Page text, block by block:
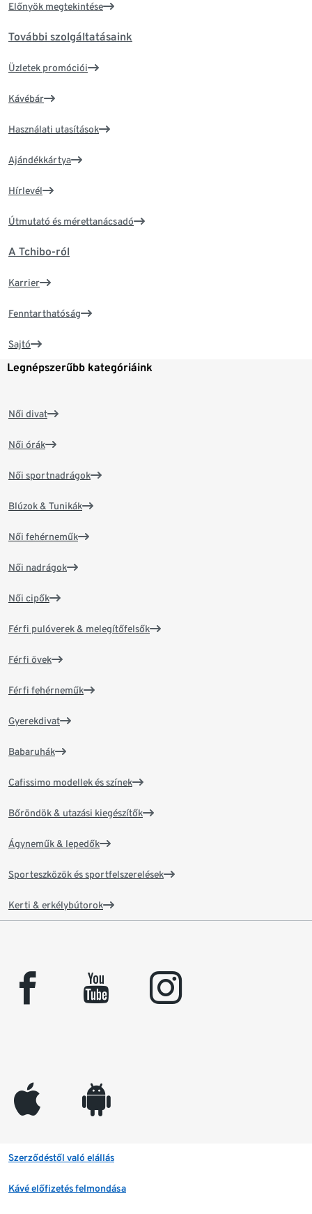
Előnyök megtekintése
További szolgáltatásaink
Üzletek promóciói
Kávébár
Használati utasítások
Ajándékkártya
Hírlevél
Útmutató és mérettanácsadó
A Tchibo-ról
Karrier
Fenntarthatóság
Sajtó
Legnépszerűbb kategóriáink
Női divat
Női órák
Női sportnadrágok
Blúzok & Tunikák
Női fehérneműk
Női nadrágok
Női cipők
Férfi pulóverek & melegítőfelsők
Férfi övek
Férfi fehérneműk
Gyerekdivat
Babaruhák
Cafissimo modellek és színek
Bőröndök & utazási kiegészítők
Ágyneműk & lepedők
Sporteszközök és sportfelszerelések
Kerti & erkélybútorok
facebook youtube instagram
appleinc android
Szerződéstől való elállás
Kávé előfizetés felmondása